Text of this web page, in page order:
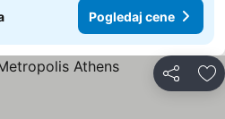
Pogledaj cene
Deli